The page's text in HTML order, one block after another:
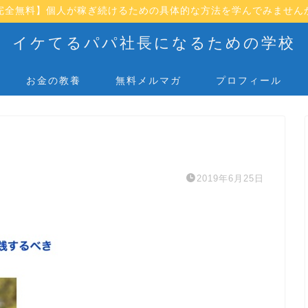
全無料】個人が稼ぎ続けるための具体的な方法を学んでみません
イケてるパパ社長になるための学校
お金の教養 無料メルマガ プロフィール
2019年6月25日